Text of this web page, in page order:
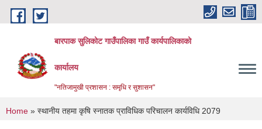
Skip to main content
बारपाक सुलिकोट गाउँपालिका गाउँ कार्यपालिकाको
कार्यालय
"नतिजामुखी प्रशासन : समृधि र सुशासन"
You are here
Home » स्थानीय तहमा कृषि स्नातक प्राविधिक परिचालन कार्यविधि 2079